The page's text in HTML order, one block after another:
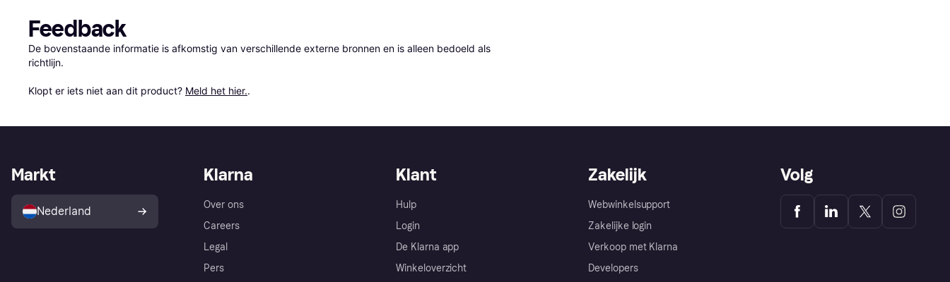
Feedback
De bovenstaande informatie is afkomstig van verschillende externe bronnen en is alleen bedoeld als
richtlijn.
Klopt er iets niet aan dit product? Meld het hier..
Klarna
Over ons
Careers
Legal
Pers
Klant
Hulp
Login
De Klarna app
Winkeloverzicht
Zakelijk
Webwinkelsupport
Zakelijke login
Verkoop met Klarna
Developers
Markt
Nederland
Volg